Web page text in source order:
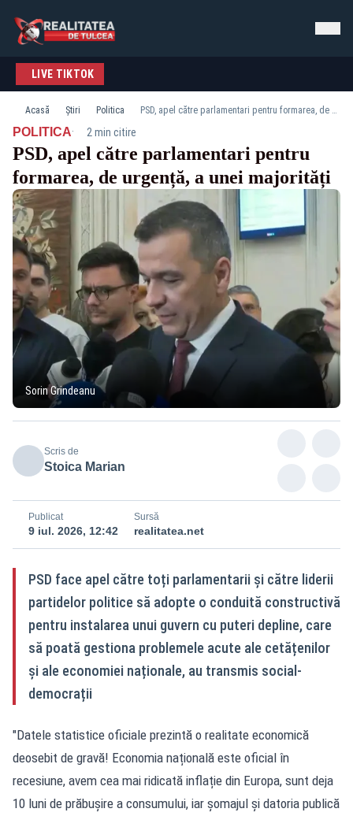
LIVE TIKTOK
Acasă Știri Politica PSD, apel către parlamentari pentru formarea, de urgență, a unei majorități
POLITICA· 2 min citire
PSD, apel către parlamentari pentru
formarea, de urgență, a unei majorități
Sorin Grindeanu
Scris de
Stoica Marian
Publicat
9 iul. 2026, 12:42
Sursă
realitatea.net
PSD face apel către toți parlamentarii și către liderii
partidelor politice să adopte o conduită constructivă
pentru instalarea unui guvern cu puteri depline, care
să poată gestiona problemele acute ale cetățenilor
și ale economiei naționale, au transmis social-
democrații
"Datele statistice oficiale prezintă o realitate economică
deosebit de gravă! Economia națională este oficial în
recesiune, avem cea mai ridicată inflație din Europa, sunt deja
10 luni de prăbușire a consumului, iar șomajul și datoria publică